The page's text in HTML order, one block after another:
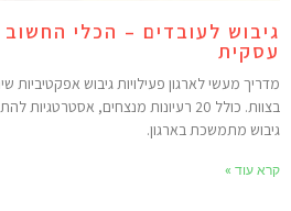
לעובדים – הכלי החשוב
מעשי לארגון פעילויות גיבוש אפקטיביות
בצוות. כולל 20 רעיונות מנצחים,
מתמשכת בארגון.
עוד »